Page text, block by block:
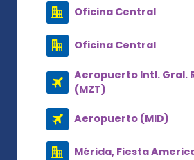
Oficina Central
Oficina Central
Aeropuerto Intl. Gral.
(MZT)
Aeropuerto (MID)
Mérida, Fiesta